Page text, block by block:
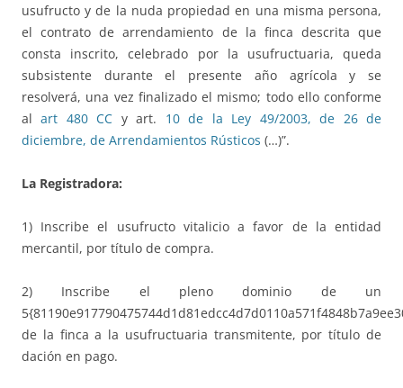
usufructo y de la nuda propiedad en una misma persona,
el contrato de arrendamiento de la finca descrita que
consta inscrito, celebrado por la usufructuaria, queda
subsistente durante el presente año agrícola y se
resolverá, una vez finalizado el mismo; todo ello conforme
alart 480 CC y art. 10 de la Ley 49/2003, de 26 de
diciembre, de Arrendamientos Rústicos (…)”.
La Registradora:
1) Inscribe el usufructo vitalicio a favor de la entidad
mercantil, por título de compra.
2) Inscribe el pleno dominio de un
de la finca a la usufructuaria transmitente, por título de
dación en pago.